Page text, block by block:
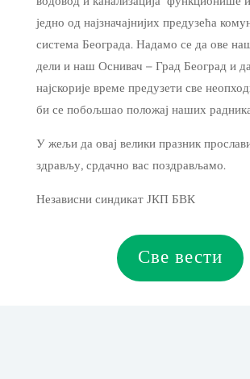
једно од најзначајнијих предузећа
система Београда. Надамо се да ове
дели и наш Оснивач – Град Београд и
најскорије време предузети све
би се побољшао положај наших
У жељи да овај велики празник
здрављу, срдачно вас поздрављамо.
Независни синдикат ЈКП БВК
Све вести